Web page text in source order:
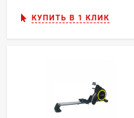
КУПИТЬ В 1 КЛИК